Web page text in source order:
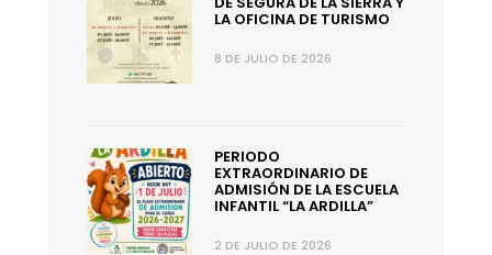
LA OFICINA DE TURISMO
8 DE JULIO DE 2026
PERIODO
EXTRAORDINARIO DE
ADMISIÓN DE LA ESCUELA
INFANTIL “LA ARDILLA”
2 DE JULIO DE 2026